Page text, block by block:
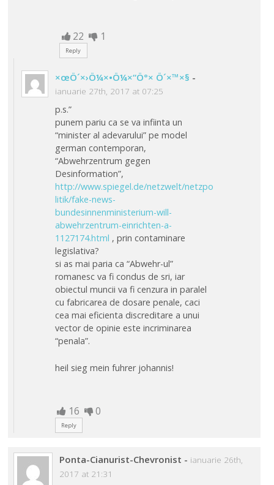
22 1
Reply
×œÖ´×›Ö¼×•Ö¼×“Ö°× Ö´×™×§ -
ianuarie 27th, 2017 at 07:25
p.s.”
punem pariu ca se va infiinta un
“minister al adevarului” pe model
german contemporan,
“Abwehrzentrum gegen
Desinformation”,
http://www.spiegel.de/netzwelt/netzpo
litik/fake-news-
bundesinnenministerium-will-
abwehrzentrum-einrichten-a-
1127174.html , prin contaminare
legislativa?
si as mai paria ca “Abwehr-ul”
romanesc va fi condus de sri, iar
obiectul muncii va fi cenzura in paralel
cu fabricarea de dosare penale, caci
cea mai eficienta discreditare a unui
vector de opinie este incriminarea
“penala”.
heil sieg mein fuhrer johannis!
16 0
Reply
Ponta-Cianurist-Chevronist - ianuarie 26th,
2017 at 21:31